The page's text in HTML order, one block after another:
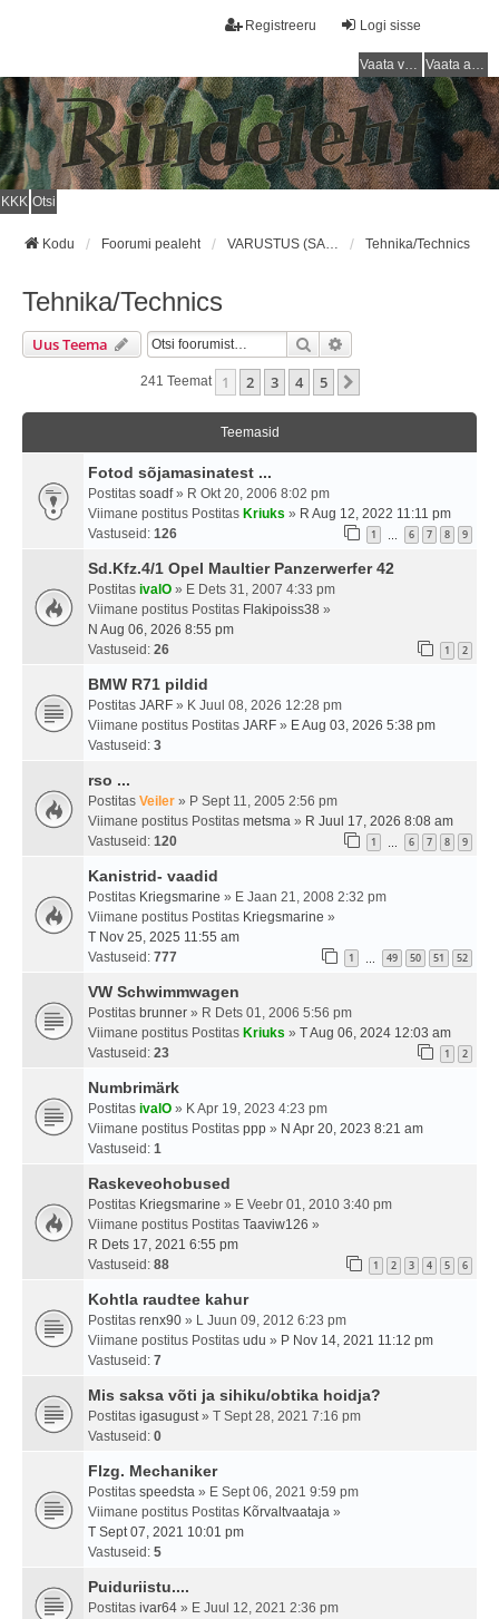
Logi sisse
Registreeru
Vaata vastamata teemasi Vaata aktiivseid teemasid
KKK Otsi
Kodu Foorumi pealeht VARUSTUS (SAKSA SÕJAVÄGI) / EQUIPMENT (GERMAN ARMY) Tehnika/Technics
Tehnika/Technics
Uus Teema Otsi
241 Teemat 1 2 3 4 5
Teemasid
Fotod sõjamasinatest ...
Postitas soadf» R Okt 20, 2006 8:02 pm
Viimane postitus Postitas Kriuks » R Aug 12, 2022 11:11 pm
Vastuseid: 126 1 6 7 8 9
Sd.Kfz.4/1 Opel Maultier Panzerwerfer 42
Postitas ivalO » E Dets 31, 2007 4:33 pm
Viimane postitus Postitas Flakipoiss38 »
N Aug 06, 2026 8:55 pm
Vastuseid: 26 1 2
BMW R71 pildid
Postitas JARF » K Juul 08, 2026 12:28 pm
Viimane postitus Postitas JARF » E Aug 03, 2026 5:38 pm
Vastuseid: 3
rso ...
Postitas Veiler » P Sept 11, 2005 2:56 pm
Viimane postitus Postitas metsma » R Juul 17, 2026 8:08 am
Vastuseid: 120 1 6 7 8 9
Kanistrid- vaadid
Postitas Kriegsmarine » E Jaan 21, 2008 2:32 pm
Viimane postitus Postitas Kriegsmarine »
T Nov 25, 2025 11:55 am
Vastuseid: 777 1 49 50 51 52
VW Schwimmwagen
Postitas brunner » R Dets 01, 2006 5:56 pm
Viimane postitus Postitas Kriuks » T Aug 06, 2024 12:03 am
Vastuseid: 23 1 2
Numbrimärk
Postitas ivalO » K Apr 19, 2023 4:23 pm
Viimane postitus Postitas ppp » N Apr 20, 2023 8:21 am
Vastuseid: 1
Raskeveohobused
Postitas Kriegsmarine » E Veebr 01, 2010 3:40 pm
Viimane postitus Postitas Taaviw126 »
R Dets 17, 2021 6:55 pm
Vastuseid: 88 1 2 3 4 5 6
Kohtla raudtee kahur
Postitas renx90 » L Juun 09, 2012 6:23 pm
Viimane postitus Postitas udu » P Nov 14, 2021 11:12 pm
Vastuseid: 7
Mis saksa võti ja sihiku/obtika hoidja?
Postitas igasugust» T Sept 28, 2021 7:16 pm
Vastuseid: 0
Flzg. Mechaniker
Postitas speedsta » E Sept 06, 2021 9:59 pm
Viimane postitus Postitas Kõrvaltvaataja »
T Sept 07, 2021 10:01 pm
Vastuseid: 5
Puiduriistu....
Postitas ivar64 » E Juul 12, 2021 2:36 pm